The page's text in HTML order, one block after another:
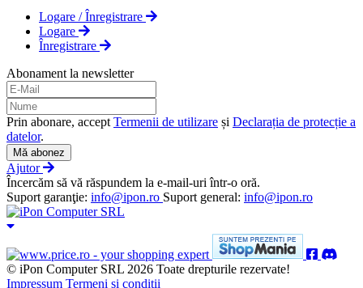
Logare / Înregistrare
Logare
Înregistrare
Abonament la newsletter
Prin abonare, accept Termenii de utilizare și Declarația de protecție a
datelor.
Mă abonez
Ajutor
Încercăm să vă răspundem la e-mail-uri într-o oră.
Suport garanţie: info@ipon.ro Suport general: info@ipon.ro
© iPon Computer SRL 2026 Toate drepturile rezervate!
Impressum Termeni și condiții